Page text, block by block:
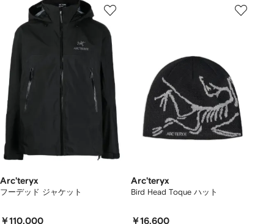
sneakers that could win you the race.
Arc'teryx
フーデッド ジャケット
￥110,000
Arc'teryx
Bird Head Toque ハット
￥16,600